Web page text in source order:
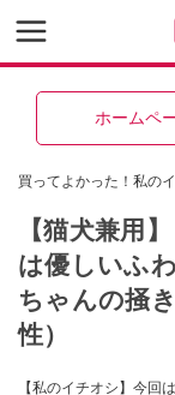
ホームペ
買ってよかった！私の
【猫犬兼用
は優しいふ
ちゃんの掻
性）
【私のイチオシ】今回